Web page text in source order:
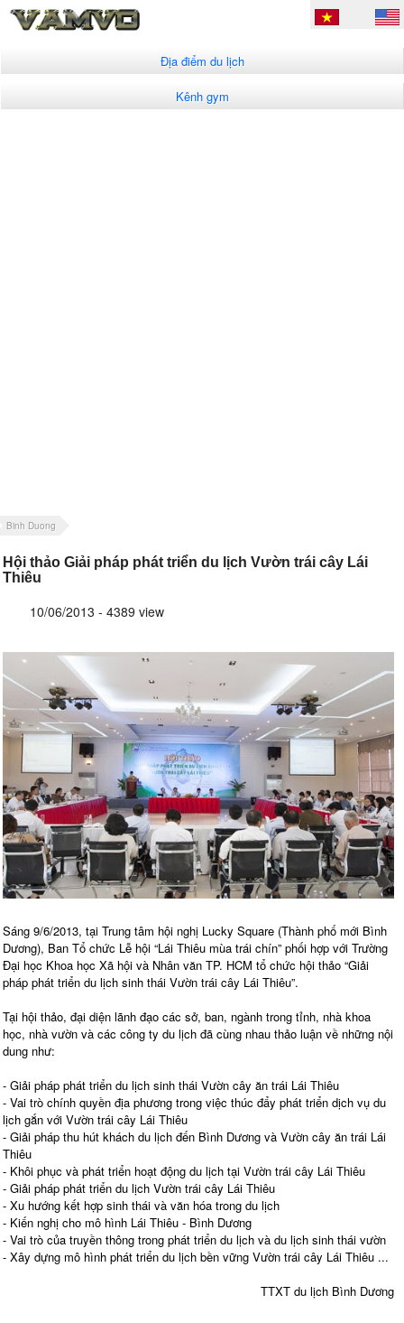
Địa điểm du lịch
Kênh gym
Binh Duong
Hội thảo Giải pháp phát triển du lịch Vườn trái cây Lái
Thiêu
10/06/2013 - 4389 view
Sáng 9/6/2013, tại Trung tâm hội nghị Lucky Square (Thành phố mới Bình
Dương), Ban Tổ chức Lễ hội “Lái Thiêu mùa trái chín” phối hợp với Trường
Đại học Khoa học Xã hội và Nhân văn TP. HCM tổ chức hội thảo “Giải
pháp phát triển du lịch sinh thái Vườn trái cây Lái Thiêu”.
Tại hội thảo, đại diện lãnh đạo các sở, ban, ngành trong tỉnh, nhà khoa
học, nhà vườn và các công ty du lịch đã cùng nhau thảo luận về những nội
dung như:
- Giải pháp phát triển du lịch sinh thái Vườn cây ăn trái Lái Thiêu
- Vai trò chính quyền địa phương trong việc thúc đẩy phát triển dịch vụ du
lịch gắn với Vườn trái cây Lái Thiêu
- Giải pháp thu hút khách du lịch đến Bình Dương và Vườn cây ăn trái Lái
Thiêu
- Khôi phục và phát triển hoạt động du lịch tại Vườn trái cây Lái Thiêu
- Giải pháp phát triển du lịch Vườn trái cây Lái Thiêu
- Xu hướng kết hợp sinh thái và văn hóa trong du lịch
- Kiến nghị cho mô hình Lái Thiêu - Bình Dương
- Vai trò của truyền thông trong phát triển du lịch và du lịch sinh thái vườn
- Xây dựng mô hình phát triển du lịch bền vững Vườn trái cây Lái Thiêu ...
TTXT du lịch Bình Dương